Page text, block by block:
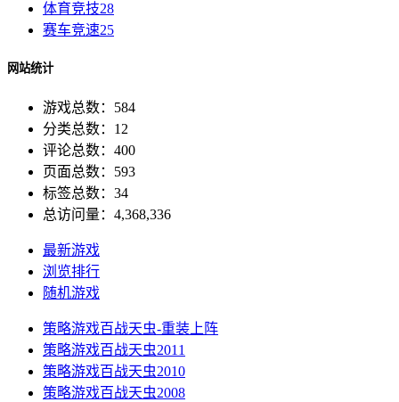
体育竞技28
赛车竞速25
网站统计
游戏总数：584
分类总数：12
评论总数：400
页面总数：593
标签总数：34
总访问量：4,368,336
最新游戏
浏览排行
随机游戏
策略游戏百战天虫-重装上阵
策略游戏百战天虫2011
策略游戏百战天虫2010
策略游戏百战天虫2008